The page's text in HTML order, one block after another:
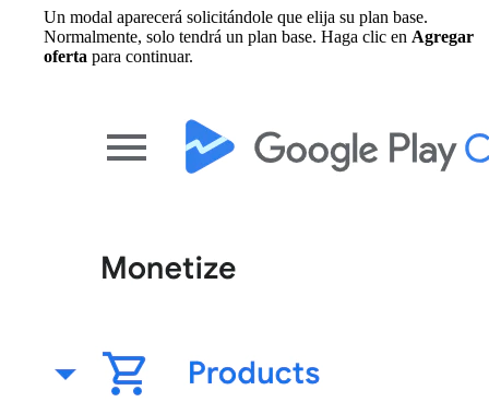
Un modal aparecerá solicitándole que elija su plan base.
Normalmente, solo tendrá un plan base. Haga clic en Agregar
oferta para continuar.